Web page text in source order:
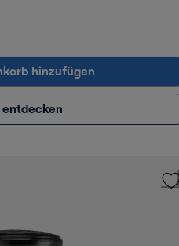
hinzufügen
entdecken